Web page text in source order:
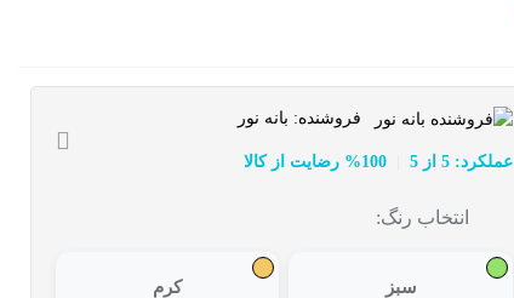
فروشنده: بانه نور
عملکرد: 5 از 5 100% رضایت از کالا
انتخاب رنگ:
سبز کرم